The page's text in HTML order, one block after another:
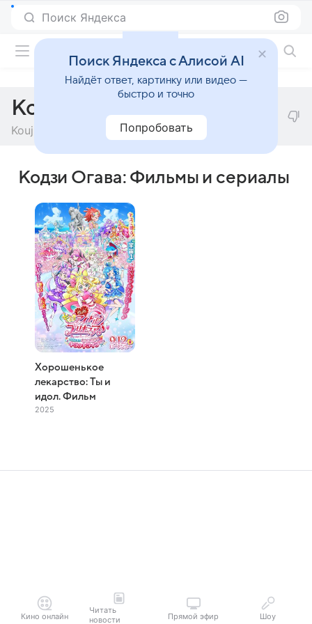
Поиск Яндекса
Кодзи Огава
Kouji Ogawa
Кодзи Огава: Фильмы и сериалы
Хорошенькое
лекарство: Ты и
идол. Фильм
2025
Кино онлайн
Читать
новости
Прямой эфир Шоу
Поиск Яндекса с Алисой AI
Найдёт ответ, картинку или видео —
быстро и точно
Попробовать